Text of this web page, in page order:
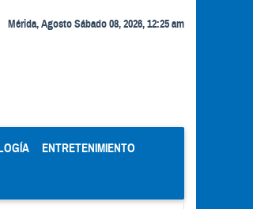
Mérida, Agosto Sábado 08, 2026, 12:25 am
ENTRETENIMIENTO